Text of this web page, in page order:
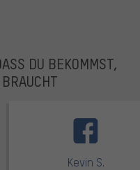
DU BEKOMMST,
Kevin S.